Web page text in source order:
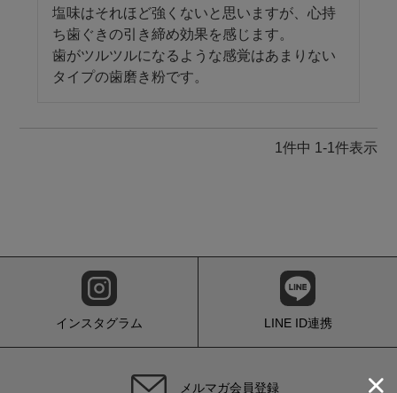
塩味はそれほど強くないと思いますが、心持
ち歯ぐきの引き締め効果を感じます。
歯がツルツルになるような感覚はあまりない
タイプの歯磨き粉です。
1 件中 1 -1 件表示
インスタグラム LINE ID連携
メルマガ会員登録